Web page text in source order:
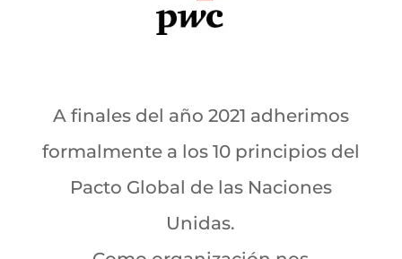
A finales del año 2021 adherimos
formalmente a los 10 principios del
Pacto Global de las Naciones
Unidas.